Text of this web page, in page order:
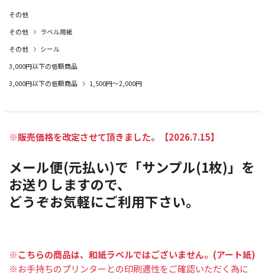
その他
その他
ラベル用紙
その他
シール
3,000円以下の低額商品
3,000円以下の低額商品
1,500円～2,000円
※販売価格を改定させて頂きました。【2026.7.15】
メール便(元払い)で「サンプル(1枚)」を
お送りしますので、
どうぞお気軽にご利用下さい。
※こちらの商品は、和紙ラベルではございません。(アート紙)
※お手持ちのプリンターとの印刷適性をご確認いただく為に